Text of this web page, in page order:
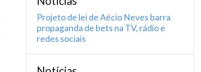
Projeto de lei de Aécio Neves barra
propaganda de bets na TV, rádio e
redes sociais